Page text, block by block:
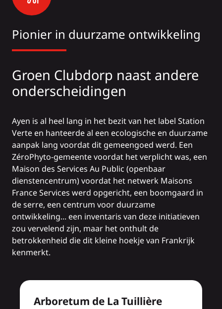
Pionier in duurzame ontwikkeling
Groen Clubdorp naast andere
onderscheidingen
Ayen is al heel lang in het bezit van het label Station
Verte en hanteerde al een ecologische en duurzame
aanpak lang voordat dit gemeengoed werd. Een
ZéroPhyto-gemeente voordat het verplicht was, een
Maison des Services Au Public (openbaar
dienstencentrum) voordat het netwerk Maisons
France Services werd opgericht, een boomgaard in
de serre, een centrum voor duurzame
ontwikkeling... een inventaris van deze initiatieven
zou vervelend zijn, maar het onthult de
betrokkenheid die dit kleine hoekje van Frankrijk
kenmerkt.
Arboretum de La Tuillière